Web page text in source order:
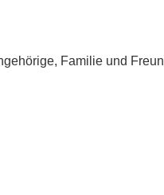
Familie und